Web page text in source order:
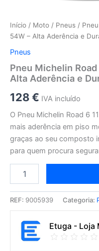
Início / Moto / Pneus /
54W – Alta Aderência e
Pneus
Pneu Michelin
Alta Aderência e
128€ IVA incluído
O Pneu Michelin Road 6
mais aderência em piso
graças ao seu composto
para quem procura
REF: 9005939 Categoria:
Etuga - Loja